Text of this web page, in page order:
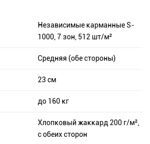
Независимые карманные S-
1000, 7 зон, 512 шт/м²
Средняя (обе стороны)
23 см
до 160 кг
Хлопковый жаккард 200 г/м²,
с обеих сторон